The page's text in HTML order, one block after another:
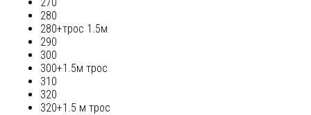
270
280
280+трос 1.5м
290
300
300+1.5м трос
310
320
320+1.5 м трос